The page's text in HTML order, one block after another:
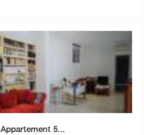
Appartement 5...